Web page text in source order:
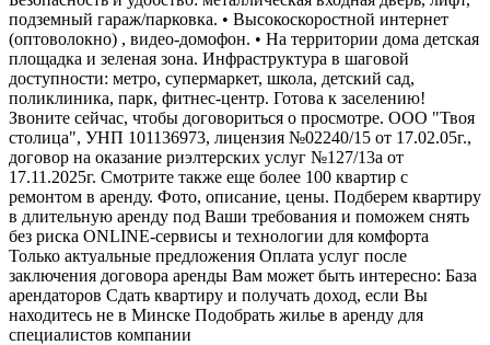
подземный гараж/парковка. • Высокоскоростной интернет
(оптоволокно) , видео-домофон. • На территории дома детская
площадка и зеленая зона. Инфраструктура в шаговой
доступности: метро, супермаркет, школа, детский сад,
поликлиника, парк, фитнес-центр. Готова к заселению!
Звоните сейчас, чтобы договориться о просмотре. ООО "Твоя
столица", УНП 101136973, лицензия №02240/15 от 17.02.05г.,
договор на оказание риэлтерских услуг №127/13а от
17.11.2025г. Смотрите также еще более 100 квартир с
ремонтом в аренду. Фото, описание, цены. Подберем квартиру
в длительную аренду под Ваши требования и поможем снять
без риска ONLINE-сервисы и технологии для комфорта
Только актуальные предложения Оплата услуг после
заключения договора аренды Вам может быть интересно: База
арендаторов Сдать квартиру и получать доход, если Вы
находитесь не в Минске Подобрать жилье в аренду для
специалистов компании